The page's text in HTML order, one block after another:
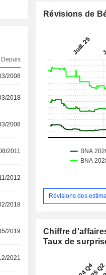
Depuis
2008
2018
2008
2011
2012
2018
2019
2021
Révisions de
Révisions des
Chiffre
Taux de